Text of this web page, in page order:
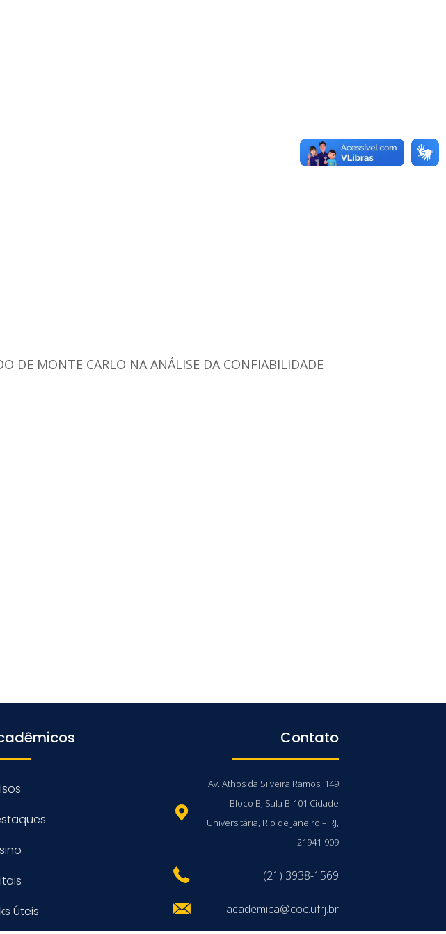
DE MONTE CARLO NA ANÁLISE DA CONFIABILIDADE
Úteis
Contato
Av. Athos da Silveira Ramos, 149
– Bloco B, Sala B-101 Cidade
Universitária, Rio de Janeiro – RJ,
21941-909
(21) 3938-1569
academica@coc.ufrj.br